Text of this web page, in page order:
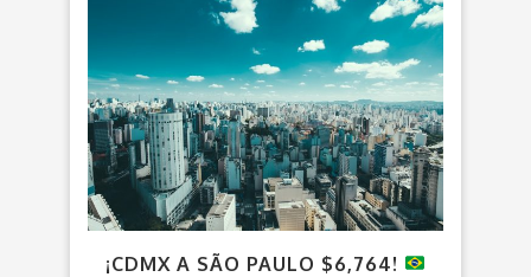
¡CDMX A SÃO PAULO $6,764!